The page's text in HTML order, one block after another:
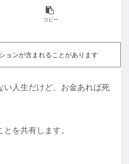
コピー
ョンが含まれることがあります
い人生だけど、お金あれば死
を共有します。